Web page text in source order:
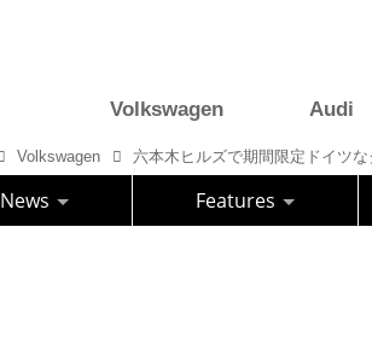
Volkswagen Audi
Volkswagen
News Features